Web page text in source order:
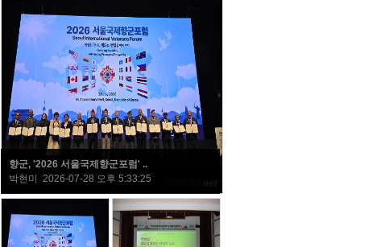
향군, '2026 서울국제향군포럼' ..
박현미 2026-07-28 오후 5:33:25